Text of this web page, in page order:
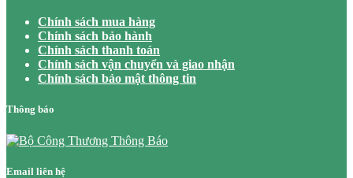
Chính sách mua hàng
Chính sách bảo hành
Chính sách thanh toán
Chính sách vận chuyển và giao nhận
Chính sách bảo mật thông tin
Thông báo
Email liên hệ